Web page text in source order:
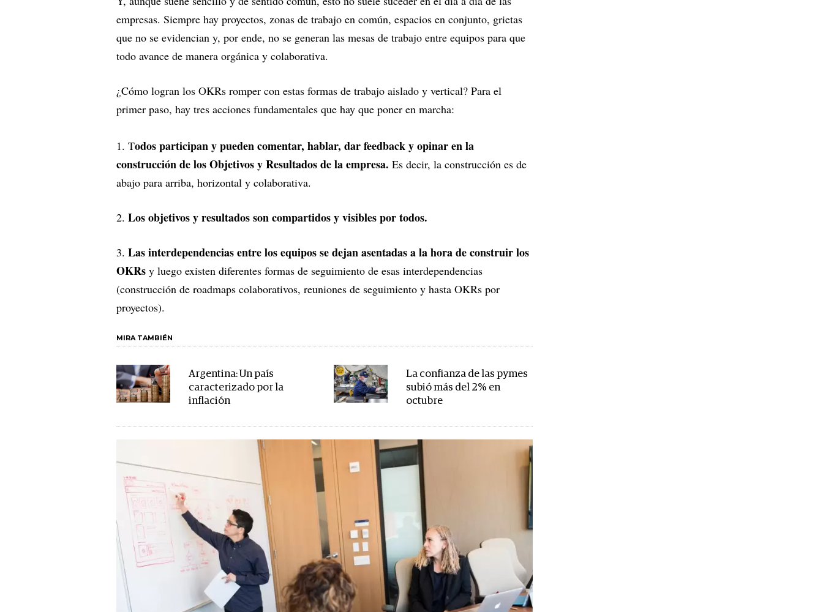
empresas. Siempre hay proyectos, zonas de trabajo en común, espacios en conjunto, grietas
que no se evidencian y, por ende, no se generan las mesas de trabajo entre equipos para que
todo avance de manera orgánica y colaborativa.
¿Cómo logran los OKRs romper con estas formas de trabajo aislado y vertical? Para el
primer paso, hay tres acciones fundamentales que hay que poner en marcha:
1. Todos participan y pueden comentar, hablar, dar feedback y opinar en la
construcción de los Objetivos y Resultados de la empresa. Es decir, la construcción es de
abajo para arriba, horizontal y colaborativa.
2. Los objetivos y resultados son compartidos y visibles por todos.
3. Las interdependencias entre los equipos se dejan asentadas a la hora de construir los
OKRs y luego existen diferentes formas de seguimiento de esas interdependencias
(construcción de roadmaps colaborativos, reuniones de seguimiento y hasta OKRs por
proyectos).
MIRA TAMBIÉN
Argentina: Un país
caracterizado por la
inflación
La confianza de las pymes
subió más del 2% en
octubre